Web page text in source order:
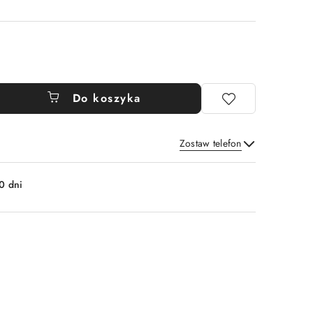
Do koszyka
Zostaw telefon
Wyślij
dni